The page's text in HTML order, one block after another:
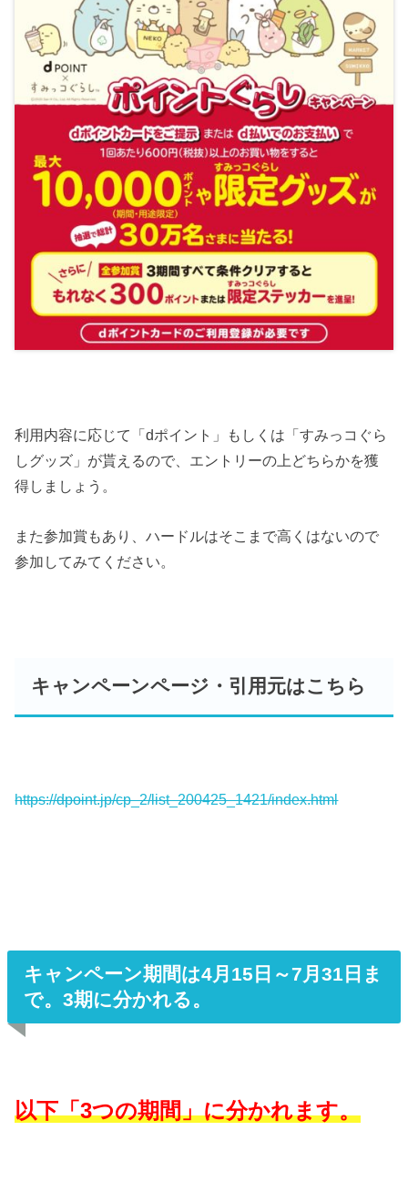
利用内容に応じて「dポイント」もしくは「すみっコぐら
しグッズ」が貰えるので、エントリーの上どちらかを獲
得しましょう。
また参加賞もあり、ハードルはそこまで高くはないので
参加してみてください。
キャンペーンページ・引用元はこちら
https://dpoint.jp/cp_2/list_200425_1421/index.html
キャンペーン期間は4月15日～7月31日ま
で。3期に分かれる。
以下「3つの期間」に分かれます。